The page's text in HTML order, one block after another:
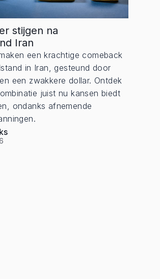
stijgen na
Iran
een krachtige comeback
in Iran, gesteund door
een zwakkere dollar. Ontdek
juist nu kansen biedt
ondanks afnemende